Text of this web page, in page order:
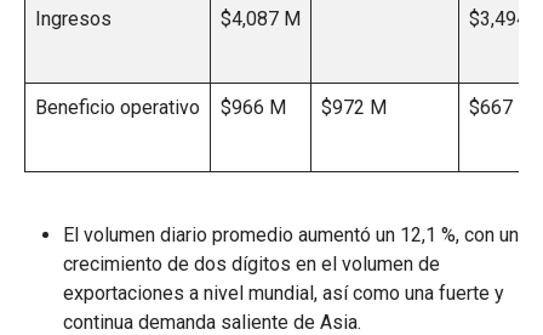
Ingresos $4,087 M $3,494
Beneficio operativo $966 M $972 M $667 M
El volumen diario promedio aumentó un 12,1 %, con un
crecimiento de dos dígitos en el volumen de
exportaciones a nivel mundial, así como una fuerte y
continua demanda saliente de Asia.